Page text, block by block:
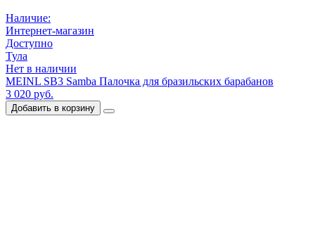
Наличие:
Интернет-магазин
Доступно
Тула
Нет в наличии
MEINL SB3 Samba Палочка для бразильских барабанов
3 020 руб.
Добавить в корзину